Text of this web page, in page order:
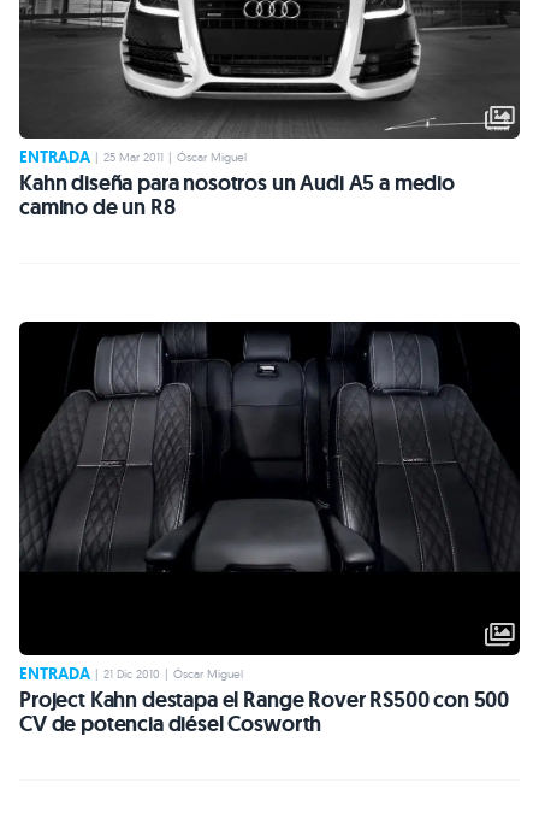
ENTRADA | 25 Mar 2011 | Óscar Miguel
Kahn diseña para nosotros un Audi A5 a medio
camino de un R8
ENTRADA | 21 Dic 2010 | Óscar Miguel
Project Kahn destapa el Range Rover RS500 con 500
CV de potencia diésel Cosworth